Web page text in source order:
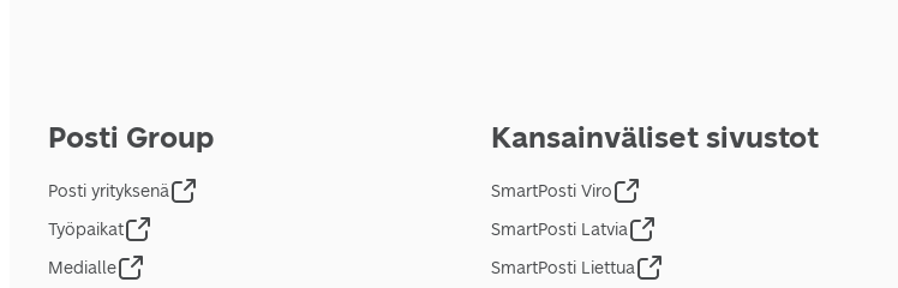
Posti Group
Posti yrityksenä
Työpaikat
Medialle
Kansainväliset sivustot
SmartPosti Viro
SmartPosti Latvia
SmartPosti Liettua